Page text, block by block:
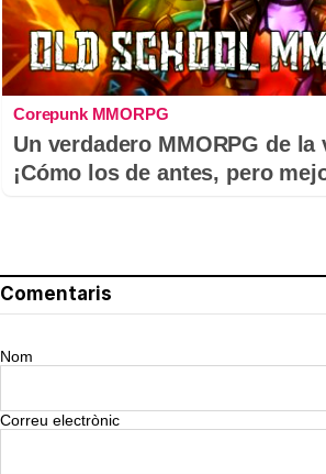
Corepunk MMORPG
Un verdadero MMORPG de la
¡Cómo los de antes, pero
Comentaris
Nom
Correu electrònic